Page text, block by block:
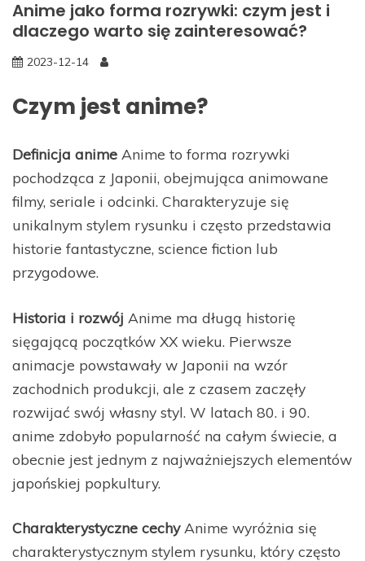
Anime jako forma rozrywki: czym jest i
dlaczego warto się zainteresować?
2023-12-14
Czym jest anime?
Definicja anime Anime to forma rozrywki
pochodząca z Japonii, obejmująca animowane
filmy, seriale i odcinki. Charakteryzuje się
unikalnym stylem rysunku i często przedstawia
historie fantastyczne, science fiction lub
przygodowe.
Historia i rozwój Anime ma długą historię
sięgającą początków XX wieku. Pierwsze
animacje powstawały w Japonii na wzór
zachodnich produkcji, ale z czasem zaczęły
rozwijać swój własny styl. W latach 80. i 90.
anime zdobyło popularność na całym świecie, a
obecnie jest jednym z najważniejszych elementów
japońskiej popkultury.
Charakterystyczne cechyAnime wyróżnia się
charakterystycznym stylem rysunku, który często